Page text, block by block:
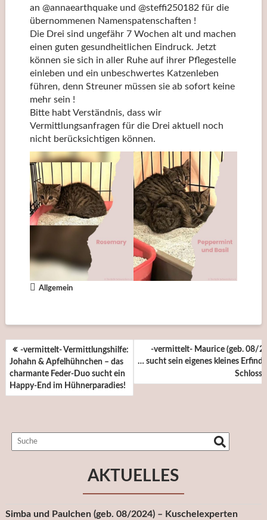
an @annaearthquake und @steffi250182 für die
übernommenen Namenspatenschaften !
Die Drei sind ungefähr 7 Wochen alt und machen
einen guten gesundheitlichen Eindruck. Jetzt
können sie sich in aller Ruhe auf ihrer Pflegestelle
einleben und ein unbeschwertes Katzenleben
führen, denn Streuner müssen sie ab sofort keine
mehr sein !
Bitte habt Verständnis, dass wir
Vermittlungsanfragen für die Drei aktuell noch
nicht berücksichtigen können.
Allgemein
BEITRAGSNAVIGATION
-vermittelt- Vermittlungshilfe:
Johahn & Apfelhühnchen – das
charmante Feder-Duo sucht ein
Happy-End im Hühnerparadies!
-vermittelt- Maurice (geb. 08/
… sucht sein eigenes kleines
Schloss
AKTUELLES
Simba und Paulchen (geb. 08/2024) – Kuschelexperten